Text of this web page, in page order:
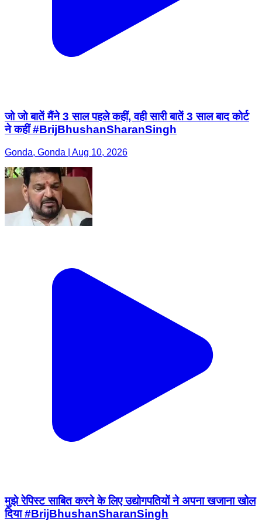
जो जो बातें मैंने 3 साल पहले कहीं, वही सारी बातें 3 साल बाद कोर्ट
ने कहीं #BrijBhushanSharanSingh
Gonda, Gonda | Aug 10, 2026
मुझे रेपिस्ट साबित करने के लिए उद्योगपतियों ने अपना खजाना खोल
दिया #BrijBhushanSharanSingh